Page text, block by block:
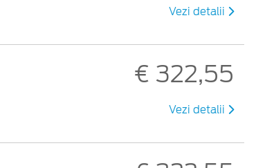
Vezi detalii
€ 322,55
Vezi detalii